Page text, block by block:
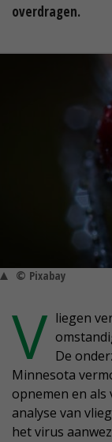
overdragen.
© Pixabay
V liegen
De
Minnesota
opnemen en als
analyse van
het virus